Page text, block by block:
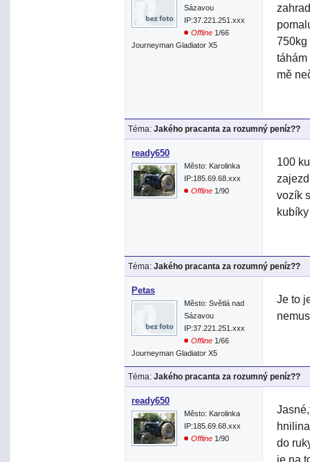
Sázavou
IP:37.221.251.xxx
Offline 1/66
Journeyman Gladiator X5
750kg
mě
Téma: Jakého pracanta za rozumný peníz??
ready650
Město: Karolinka
IP:185.69.68.xxx
Offline 1/90
100
vozík
Téma: Jakého pracanta za rozumný peníz??
Petas
Město: Světlá nad
Sázavou
IP:37.221.251.xxx
Offline 1/66
Journeyman Gladiator X5
Je to
Téma: Jakého pracanta za rozumný peníz??
ready650
Město: Karolinka
IP:185.69.68.xxx
Offline 1/90
do
je na